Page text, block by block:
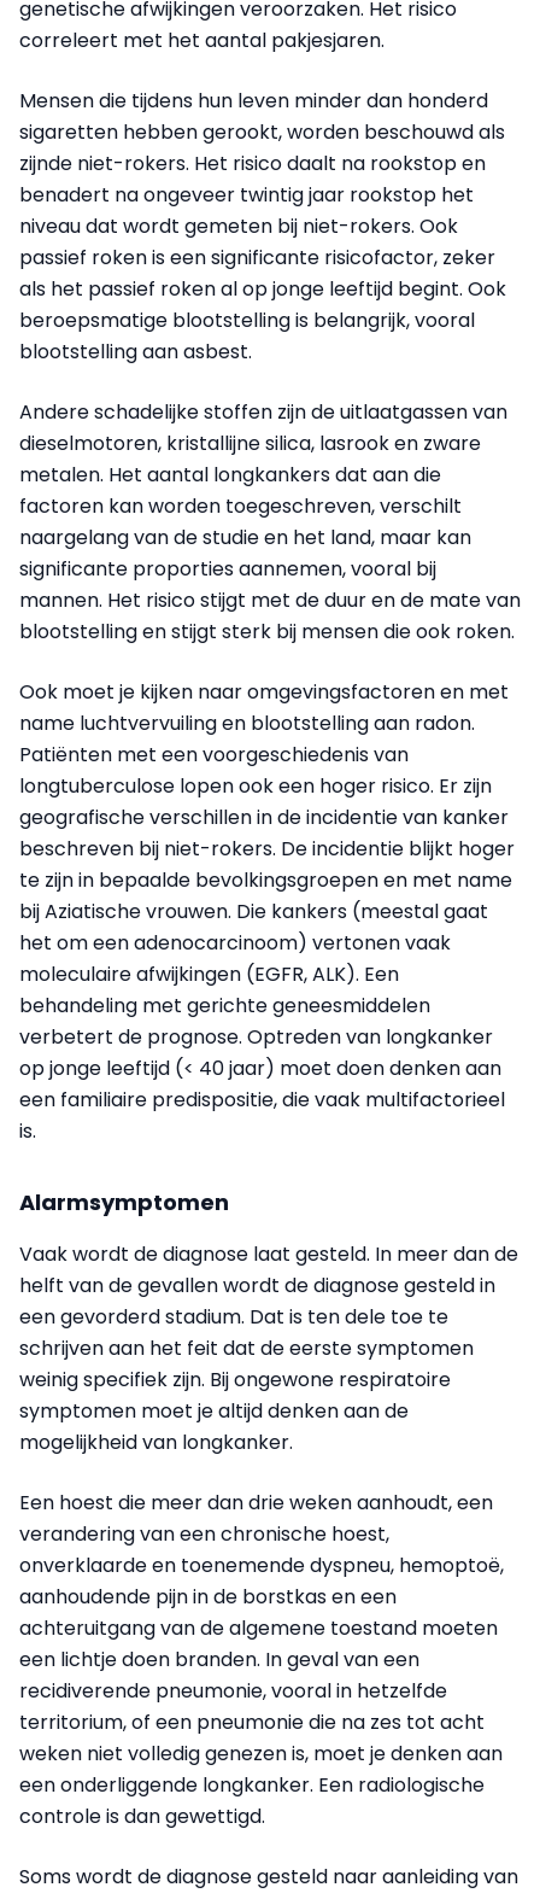
genetische afwijkingen veroorzaken. Het risico
correleert met het aantal pakjesjaren.
Mensen die tijdens hun leven minder dan honderd
sigaretten hebben gerookt, worden beschouwd als
zijnde niet-rokers. Het risico daalt na rookstop en
benadert na ongeveer twintig jaar rookstop het
niveau dat wordt gemeten bij niet-rokers. Ook
passief roken is een significante risicofactor, zeker
als het passief roken al op jonge leeftijd begint. Ook
beroepsmatige blootstelling is belangrijk, vooral
blootstelling aan asbest.
Andere schadelijke stoffen zijn de uitlaatgassen van
dieselmotoren, kristallijne silica, lasrook en zware
metalen. Het aantal longkankers dat aan die
factoren kan worden toegeschreven, verschilt
naargelang van de studie en het land, maar kan
significante proporties aannemen, vooral bij
mannen. Het risico stijgt met de duur en de mate van
blootstelling en stijgt sterk bij mensen die ook roken.
Ook moet je kijken naar omgevingsfactoren en met
name luchtvervuiling en blootstelling aan radon.
Patiënten met een voorgeschiedenis van
longtuberculose lopen ook een hoger risico. Er zijn
geografische verschillen in de incidentie van kanker
beschreven bij niet-rokers. De incidentie blijkt hoger
te zijn in bepaalde bevolkingsgroepen en met name
bij Aziatische vrouwen. Die kankers (meestal gaat
het om een adenocarcinoom) vertonen vaak
moleculaire afwijkingen (EGFR, ALK). Een
behandeling met gerichte geneesmiddelen
verbetert de prognose. Optreden van longkanker
op jonge leeftijd (< 40 jaar) moet doen denken aan
een familiaire predispositie, die vaak multifactorieel
is.
Alarmsymptomen
Vaak wordt de diagnose laat gesteld. In meer dan de
helft van de gevallen wordt de diagnose gesteld in
een gevorderd stadium. Dat is ten dele toe te
schrijven aan het feit dat de eerste symptomen
weinig specifiek zijn. Bij ongewone respiratoire
symptomen moet je altijd denken aan de
mogelijkheid van longkanker.
Een hoest die meer dan drie weken aanhoudt, een
verandering van een chronische hoest,
onverklaarde en toenemende dyspneu, hemoptoë,
aanhoudende pijn in de borstkas en een
achteruitgang van de algemene toestand moeten
een lichtje doen branden. In geval van een
recidiverende pneumonie, vooral in hetzelfde
territorium, of een pneumonie die na zes tot acht
weken niet volledig genezen is, moet je denken aan
een onderliggende longkanker. Een radiologische
controle is dan gewettigd.
Soms wordt de diagnose gesteld naar aanleiding van